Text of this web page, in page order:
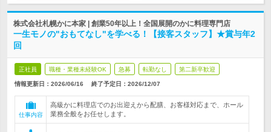
株式会社札幌かに本家 | 創業50年以上！全国展開のかに料理専門店
一生モノの"おもてなし"を学べる！【接客スタッフ】★賞与年2
回
正社員 職種・業種未経験OK 急募 転勤なし 第二新卒歓迎
情報更新日：2026/06/16 終了予定日： 2026/12/07
仕事内容
高級かに料理店でのお出迎えから配膳、お客様対応まで、ホール
業務全般をお任せします。